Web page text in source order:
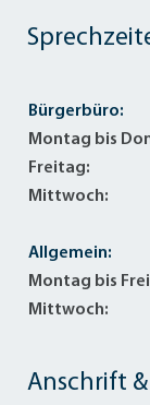
Anschrift
Bürgerbüro:
Montag bis
Freitag:
Mittwoch:
Allgemein:
Montag bis
Mittwoch: